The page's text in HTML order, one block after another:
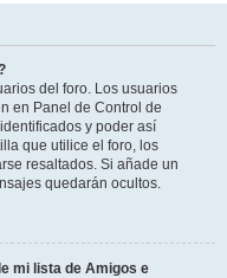
del foro. Los usuarios
en Panel de Control de
y poder así
que utilice el foro, los
resaltados. Si añade un
quedarán ocultos.
mi lista de Amigos e